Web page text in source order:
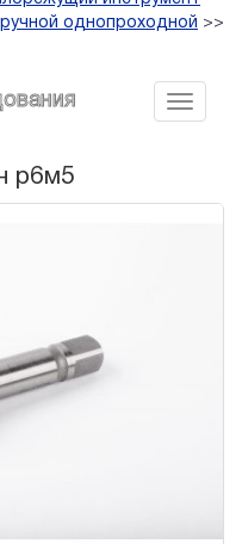
однопроходной >>
р6м5